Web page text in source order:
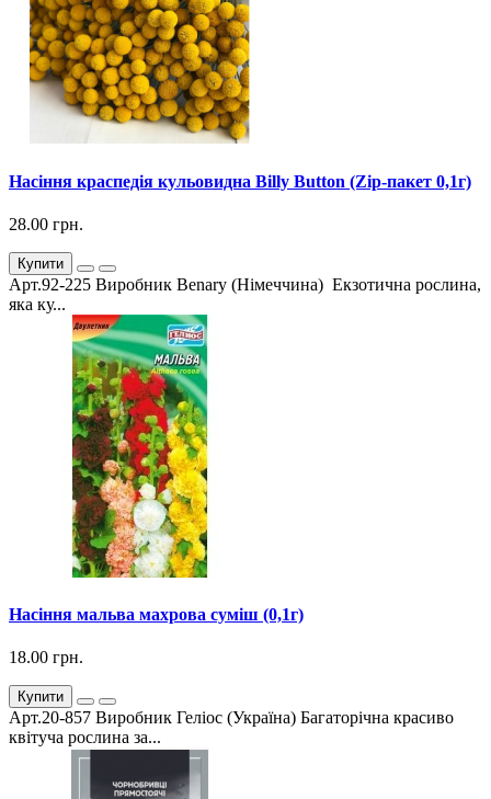
Насіння краспедія кульовидна Billy Button (Zip-пакет 0,1г)
28.00 грн.
Купити
Арт.92-225 Виробник Benary (Німеччина) Екзотична рослина,
яка ку...
Насіння мальва махрова суміш (0,1г)
18.00 грн.
Купити
Арт.20-857 Виробник Геліос (Україна) Багаторічна красиво
квітуча рослина за...